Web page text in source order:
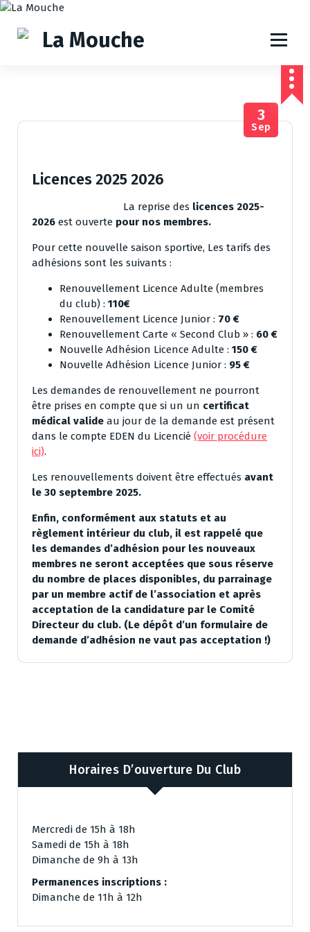
A
3
Sep
Licences 2025 2026
La reprise des licences 2025-
2026 est ouverte pour nos membres.
Pour cette nouvelle saison sportive, Les tarifs des
adhésions sont les suivants :
Renouvellement Licence Adulte (membres
du club) : 110€
Renouvellement Licence Junior : 70 €
Renouvellement Carte « Second Club » : 60 €
Nouvelle Adhésion Licence Adulte : 150 €
Nouvelle Adhésion Licence Junior : 95 €
Les demandes de renouvellement ne pourront
être prises en compte que si un un certificat
médical valide au jour de la demande est présent
dans le compte EDEN du Licencié (voir procédure
ici).
Les renouvellements doivent être effectués avant
le 30 septembre 2025.
Enfin, conformément aux statuts et au
règlement intérieur du club, il est rappelé que
les demandes d’adhésion pour les nouveaux
membres ne seront acceptées que sous réserve
du nombre de places disponibles, du parrainage
par un membre actif de l’association et après
acceptation de la candidature par le Comité
Directeur du club. (Le dépôt d’un formulaire de
demande d’adhésion ne vaut pas acceptation !)
Horaires D’ouverture Du Club
Mercredi de 15h à 18h
Samedi de 15h à 18h
Dimanche de 9h à 13h
Permanences inscriptions :
Dimanche de 11h à 12h